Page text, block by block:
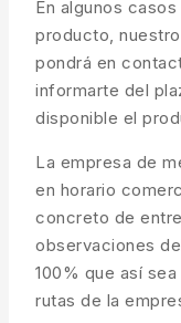
En algunos
producto,
pondrá en
informarte del
disponible el
La empresa de
en horario
concreto de
observaciones
100% que así
rutas de la